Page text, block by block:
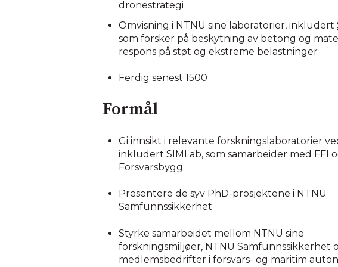
dronestrategi
Omvisning i NTNU sine laboratorier, inkludert
som forsker på beskytning av betong og
respons på støt og ekstreme belastninger
Ferdig senest 1500
Formål
Gi innsikt i relevante forskningslaboratorier
inkludert SIMLab, som samarbeider med FFI
Forsvarsbygg
Presentere de syv PhD-prosjektene i NTNU
Samfunnssikkerhet
Styrke samarbeidet mellom NTNU sine
forskningsmiljøer, NTNU Samfunnssikkerhet
medlemsbedrifter i forsvars- og maritim